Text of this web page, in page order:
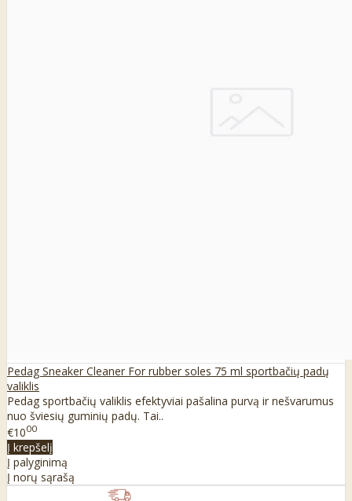
Pedag Sneaker Cleaner For rubber soles 75 ml sportbačių padų
valiklis
Pedag sportbačių valiklis efektyviai pašalina purvą ir nešvarumus
nuo šviesių guminių padų. Tai..
€1000
Į krepšelį
Į palyginimą
Į norų sąrašą